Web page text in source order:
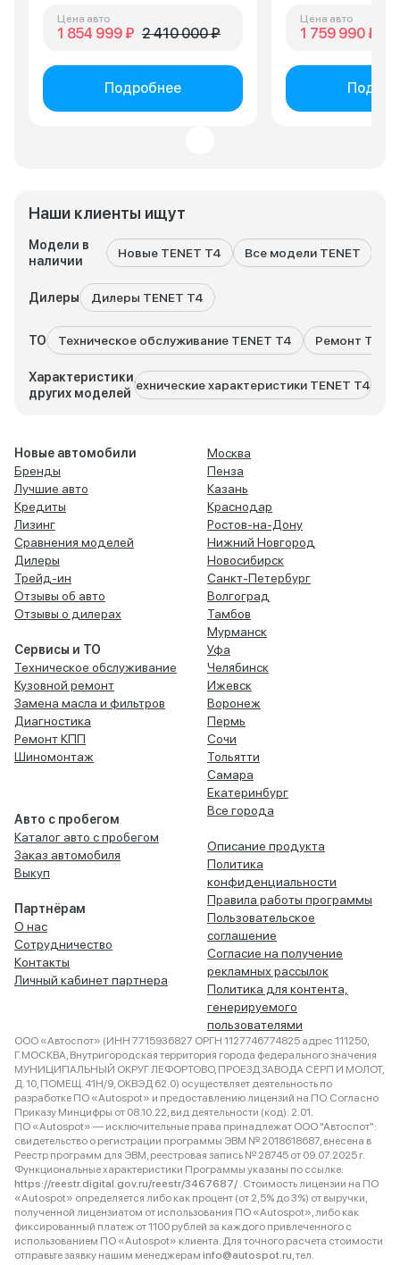
Наши клиенты ищут
Модели в
наличии
Новые TENET T4 Все модели TENET
Дилеры Дилеры TENET T4
ТО Техническое обслуживание TENET T4 Ремонт
Характеристики
других моделей
Технические характеристики TENET T4L
Цена авто
1 854 999 ₽ 2 410 000 ₽
Подробнее
Цена авто
1 759 990 ₽
Новые автомобили
Бренды
Лучшие авто
Кредиты
Лизинг
Сравнения моделей
Дилеры
Трейд-ин
Отзывы об авто
Отзывы о дилерах
Сервисы и ТО
Техническое обслуживание
Кузовной ремонт
Замена масла и фильтров
Диагностика
Ремонт КПП
Шиномонтаж
Авто с пробегом
Каталог авто с пробегом
Заказ автомобиля
Выкуп
Партнёрам
О нас
Сотрудничество
Контакты
Личный кабинет партнера
Москва
Пенза
Казань
Краснодар
Ростов-на-Дону
Нижний Новгород
Новосибирск
Санкт-Петербург
Волгоград
Тамбов
Мурманск
Уфа
Челябинск
Ижевск
Воронеж
Пермь
Сочи
Тольятти
Самара
Екатеринбург
Все города
Описание продукта
Политика
конфиденциальности
Правила работы программы
Пользовательское
соглашение
Согласие на получение
рекламных рассылок
Политика для контента,
генерируемого
пользователями
ООО «Автоспот» (ИНН 7715936827 ОРГН 1127746774825 адрес 111250,
Г.МОСКВА, Внутригородская территория города федерального значения
МУНИЦИПАЛЬНЫЙ ОКРУГ ЛЕФОРТОВО, ПРОЕЗД ЗАВОДА СЕРП И МОЛОТ,
Д. 10, ПОМЕЩ. 41Н/9, ОКВЭД 62.0) осуществляет деятельность по
разработке ПО «Autospot» и предоставлению лицензий на ПО. Согласно
Приказу Минцифры от 08.10.22, вид деятельности (код): 2.01.
ПО «Autospot» — исключительные права принадлежат ООО "Автоспот":
свидетельство о регистрации программы ЭВМ № 2018618687, внесена в
Реестр программ для ЭВМ, реестровая запись № 28745 от 09.07.2025 г.
Функциональные характеристики Программы указаны по ссылке:
https://reestr.digital.gov.ru/reestr/3467687/ . Стоимость лицензии на ПО
«Autospot» определяется либо как процент (от 2,5% до 3%) от выручки,
полученной лицензиатом от использования ПО «Autospot», либо как
фиксированный платеж от 1100 рублей за каждого привлеченного с
использованием ПО «Autospot» клиента. Для точного расчета стоимости
отправьте заявку нашим менеджерам info@autospot.ru, тел.